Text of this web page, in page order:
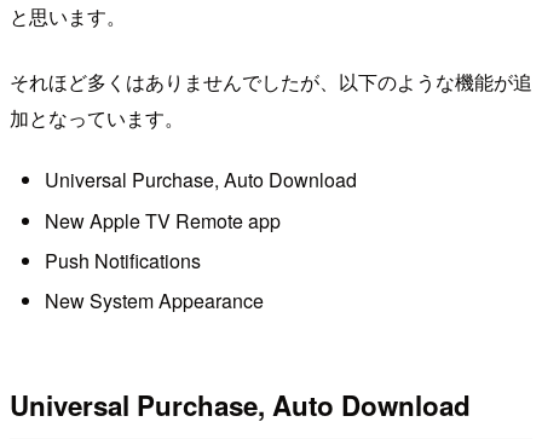
と思います。
それほど多くはありませんでしたが、以下のような機能が追
加となっています。
Universal Purchase, Auto Download
New Apple TV Remote app
Push Notifications
New System Appearance
Universal Purchase, Auto Download